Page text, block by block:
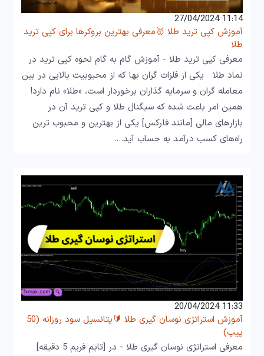
11:14 27/04/2024
آموزش کپی ترید طلا 🥇معرفی بهترین بروکرها برای کپی ترید
طلا
معرفی کپی ترید طلا - آموزش گام به گام نحوه کپی ترید در
نماد طلا یکی از فلزات گران‌ بها که از محبوبیت بالایی در بین
معامله‌ گران و سرمایه‌ گذاران برخوردار است، «طلا» نام دارد!
همین امر باعث شده که سیگنال طلا و کپی ترید آن در
بازارهای مالی [مانند فارکس] یکی از بهترین و محبوب‌ ترین
راه‌های کسب درآمد به حساب آید.…
11:33 20/04/2024
آموزش استراتژی نوسان گیری طلا 🔰پتانسیل سود روزانه (50
پیپ)
معرفی استراتژی نوسان گیری طلا - در [تایم فریم 5 دقیقه]